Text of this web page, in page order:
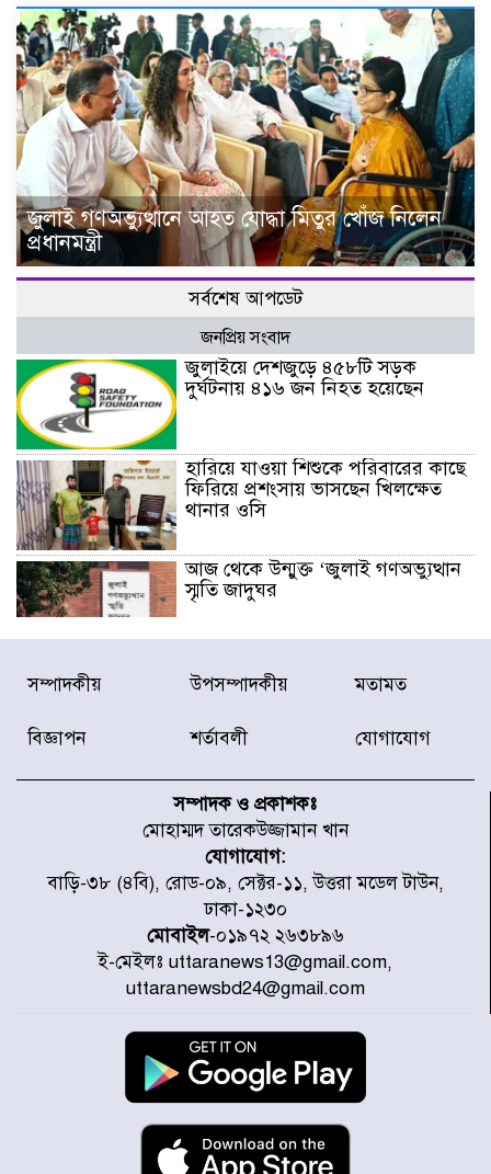
জুলাই গণঅভ্যুত্থানে আহত যোদ্ধা মিতুর খোঁজ নিলেন
প্রধানমন্ত্রী
সর্বশেষ আপডেট
জনপ্রিয় সংবাদ
জুলাইয়ে দেশজুড়ে ৪৫৮টি সড়ক
দুর্ঘটনায় ৪১৬ জন নিহত হয়েছেন
হারিয়ে যাওয়া শিশুকে পরিবারের কাছে
ফিরিয়ে প্রশংসায় ভাসছেন খিলক্ষেত
থানার ওসি
আজ থেকে উন্মুক্ত ‘জুলাই গণঅভ্যুত্থান
স্মৃতি জাদুঘর
রাজধানীর উত্তরা আঞ্চলিক পাসপোর্ট
অফিসের সামনে দালাল চক্রের ১৩ জন
করেছে র‌্যাব-১
চূড়ান্ত পর্যায়ে : ইরান
প্রত্যেক অপরাধীর বিচার এ দেশেই
হবে, সে যত শক্তিশালীই হোক না কেন,
চট্টগ্রামে জুলাই গণঅভ্যুত্থান দিবসে
প্রতিমন্ত্রী মীর হেলাল
আগামী ৫ দিন বৃষ্টির আভাস
হাসিনার বক্তব্য প্রচারে ভারতের সমর্থন
সম্পাদকীয় উপসম্পাদকীয় মতামত
বিজ্ঞাপন শর্তাবলী যোগাযোগ
সম্পাদক ও প্রকাশকঃ
মোহাম্মদ তারেকউজ্জামান খান
যোগাযোগ:
বাড়ি-৩৮ (৪বি), রোড-০৯, সেক্টর-১১, উত্তরা মডেল টাউন,
ঢাকা-১২৩০
মোবাইল-০১৯৭২ ২৬৩৮৯৬
ই-মেইলঃ uttaranews13@gmail.com,
uttaranewsbd24@gmail.com